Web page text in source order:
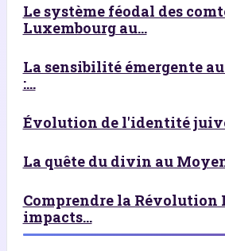
Le système féodal des
Luxembourg au...
La sensibilité émergente
:...
Évolution de l'identité juive
La quête du divin au
Comprendre la Révolution
impacts...